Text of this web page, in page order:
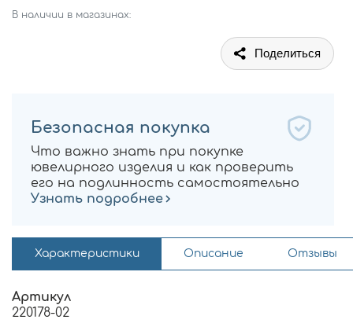
В наличии в магазинах:
Поделиться
Безопасная покупка
Что важно знать при покупке
ювелирного изделия и как проверить
его на подлинность самостоятельно
Узнать подробнее
Характеристики Описание Отзывы
Артикул
220178-02